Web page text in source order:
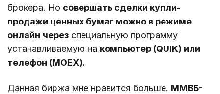
брокера. Но совершать сделки купли-
продажи ценных бумаг можно в режиме
онлайн через специальную программу
устанавливаемую на компьютер (QUIK) или
телефон (MOEX).
Данная биржа мне нравится больше. ММВБ-